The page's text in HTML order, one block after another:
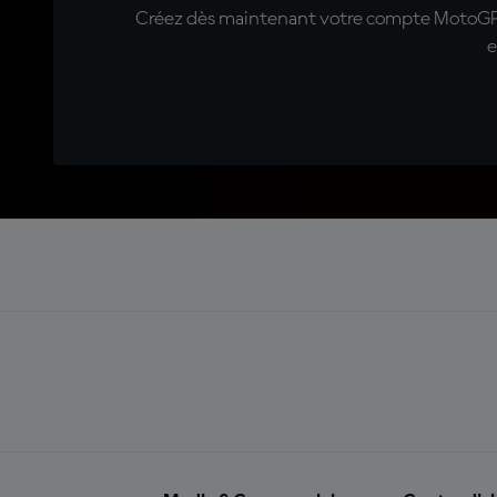
Créez dès maintenant votre compte